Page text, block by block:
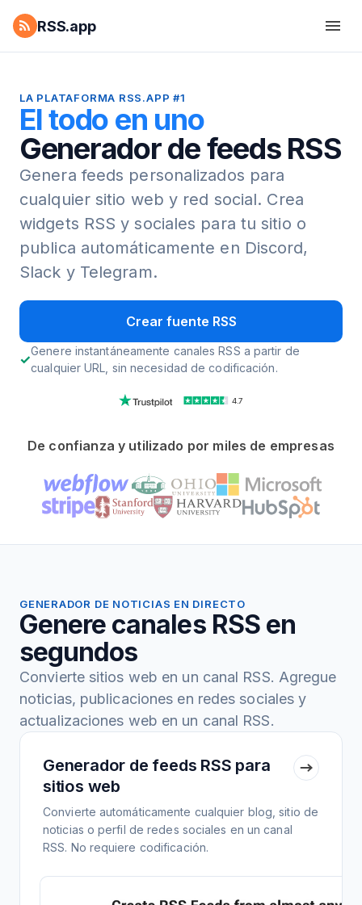
RSS.app
LA PLATAFORMA RSS.APP #1
El todo en uno
Generador de feeds RSS
Genera feeds personalizados para
cualquier sitio web y red social. Crea
widgets RSS y sociales para tu sitio o
publica automáticamente en Discord,
Slack y Telegram.
Crear fuente RSS
Genere instantáneamente canales RSS a partir de
cualquier URL, sin necesidad de codificación.
4.7
De confianza y utilizado por miles de empresas
GENERADOR DE NOTICIAS EN DIRECTO
Genere canales RSS en
segundos
Convierte sitios web en un canal RSS. Agregue
noticias, publicaciones en redes sociales y
actualizaciones web en un canal RSS.
Generador de feeds RSS para
sitios web
Convierte automáticamente cualquier blog, sitio de
noticias o perfil de redes sociales en un canal
RSS. No requiere codificación.